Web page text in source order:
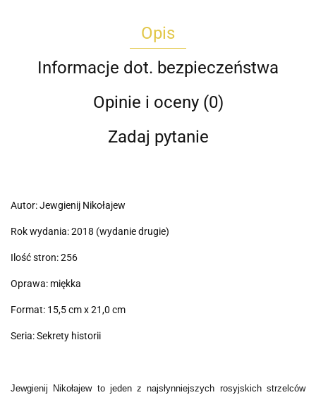
Opis
Informacje dot. bezpieczeństwa
Opinie i oceny (0)
Zadaj pytanie
Autor: Jewgienij Nikołajew
Rok wydania: 2018 (wydanie drugie)
Ilość stron: 256
Oprawa: miękka
Format: 15,5 cm x 21,0 cm
Seria: Sekrety historii
Jewgienij Nikołajew to jeden z najsłynniejszych rosyjskich strzelców